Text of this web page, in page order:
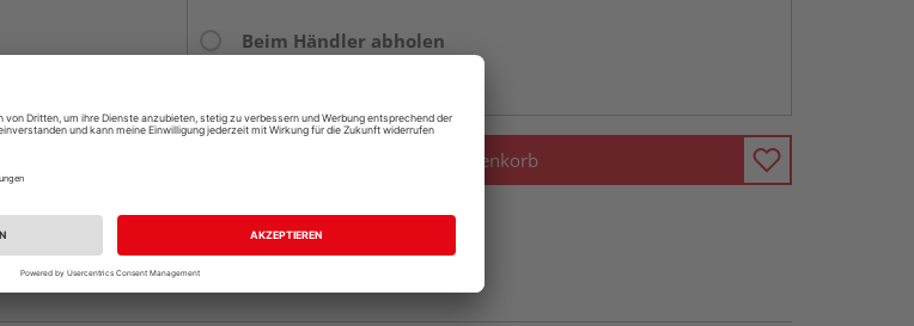
Beim Händler abholen
In den Warenkorb